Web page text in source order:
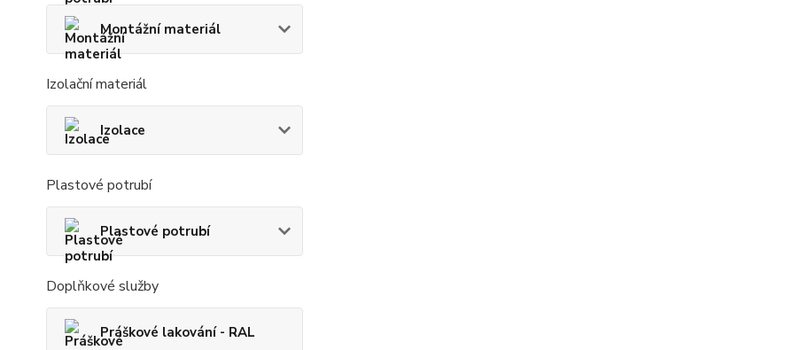
Montážní materiál
Izolační materiál
Izolace
Plastové potrubí
Plastové potrubí
Doplňkové služby
Práškové lakování - RAL